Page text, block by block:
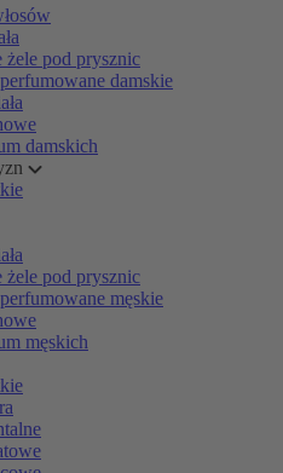
żele pod prysznic
damskie
damskich
żele pod prysznic
męskie
męskich